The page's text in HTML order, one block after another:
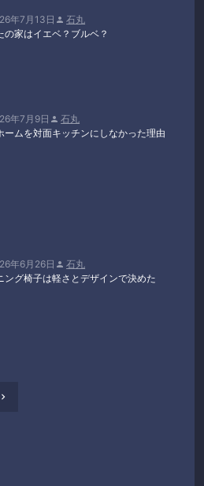
年7月13日  石丸
の家はイエベ？ブルベ？
年7月9日  石丸
ームを対面キッチンにしなかった理由
年6月26日  石丸
ング椅子は軽さとデザインで決めた
